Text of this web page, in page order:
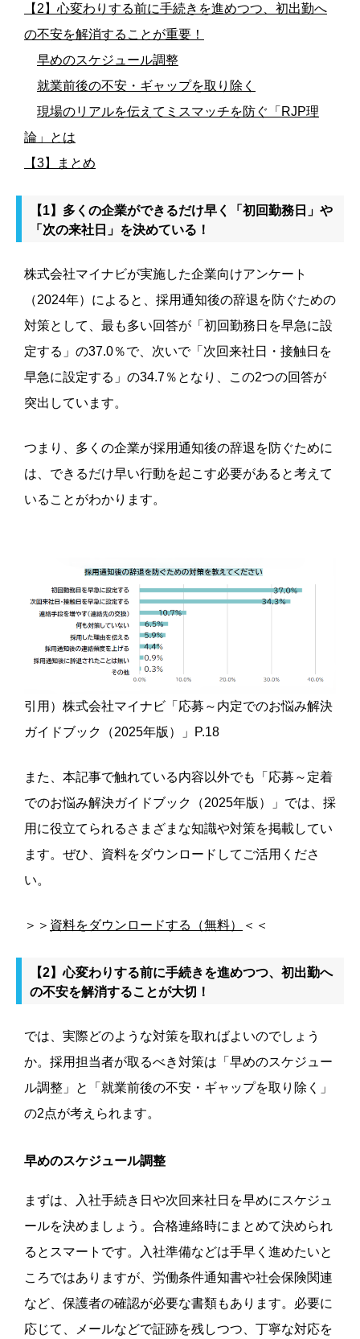
【2】心変わりする前に手続きを進めつつ、初出勤へ
の不安を解消することが重要！
早めのスケジュール調整
就業前後の不安・ギャップを取り除く
現場のリアルを伝えてミスマッチを防ぐ「RJP理
論」とは
【3】まとめ
【1】多くの企業ができるだけ早く「初回勤務日」や
「次の来社日」を決めている！
株式会社マイナビが実施した企業向けアンケート
（2024年）によると、採用通知後の辞退を防ぐための
対策として、最も多い回答が「初回勤務日を早急に設
定する」の37.0％で、次いで「次回来社日・接触日を
早急に設定する」の34.7％となり、この2つの回答が
突出しています。
つまり、多くの企業が採用通知後の辞退を防ぐために
は、できるだけ早い行動を起こす必要があると考えて
いることがわかります。
引用）株式会社マイナビ「応募～内定でのお悩み解決
ガイドブック（2025年版）」P.18
また、本記事で触れている内容以外でも「応募～定着
でのお悩み解決ガイドブック（2025年版）」では、採
用に役立てられるさまざまな知識や対策を掲載してい
ます。ぜひ、資料をダウンロードしてご活用くださ
い。
＞＞ 資料をダウンロードする（無料） ＜＜
【2】心変わりする前に手続きを進めつつ、初出勤へ
の不安を解消することが大切！
では、実際どのような対策を取ればよいのでしょう
か。採用担当者が取るべき対策は「早めのスケジュー
ル調整」と「就業前後の不安・ギャップを取り除く」
の2点が考えられます。
早めのスケジュール調整
まずは、入社手続き日や次回来社日を早めにスケジュ
ールを決めましょう。合格連絡時にまとめて決められ
るとスマートです。入社準備などは手早く進めたいと
ころではありますが、労働条件通知書や社会保険関連
など、保護者の確認が必要な書類もあります。必要に
応じて、メールなどで証跡を残しつつ、丁寧な対応を